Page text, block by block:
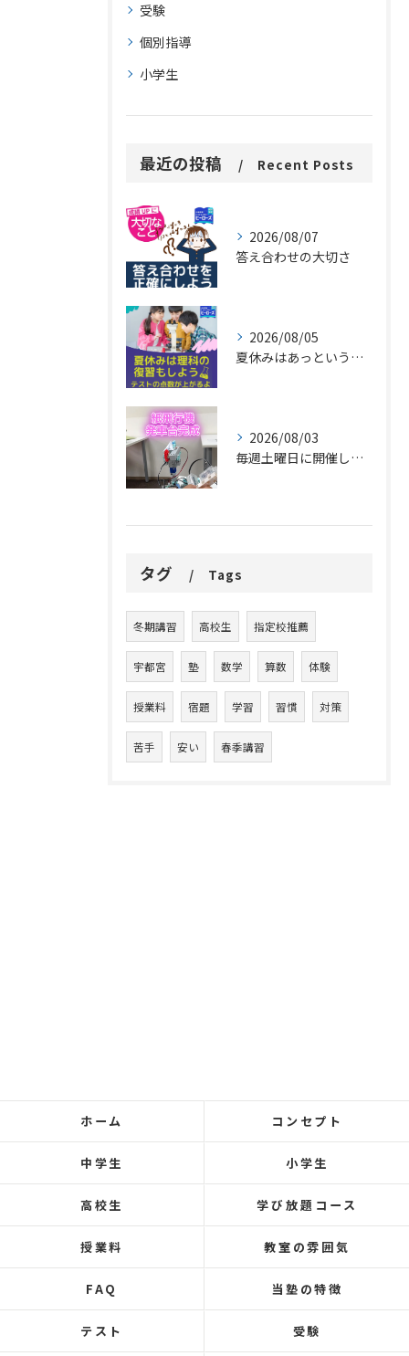
受験
個別指導
小学生
最近の投稿 Recent Posts
2026/08/07
答え合わせの大切さ
2026/08/05
夏休みはあっという間に過ぎ去ります。
2026/08/03
毎週土曜日に開催しているプログラミング教室で、紙飛行機を飛ば...
タグ Tags
冬期講習 高校生 指定校推薦
宇都宮 塾 数学 算数 体験
授業料 宿題 学習 習慣 対策
苦手 安い 春季講習
ホーム コンセプト
中学生 小学生
高校生 学び放題コース
授業料 教室の雰囲気
FAQ 当塾の特徴
テスト 受験